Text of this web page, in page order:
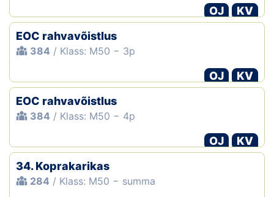
OJ
KV
EOC rahvavõistlus
384 / Klass: M50 − 3p
OJ
KV
EOC rahvavõistlus
384 / Klass: M50 − 4p
OJ
KV
34. Koprakarikas
284 / Klass: M50 − summa